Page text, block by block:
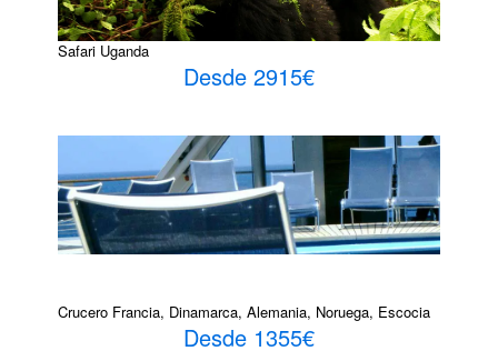
Safari Uganda
Desde 2915€
Crucero Francia, Dinamarca, Alemania, Noruega, Escocia
Desde 1355€